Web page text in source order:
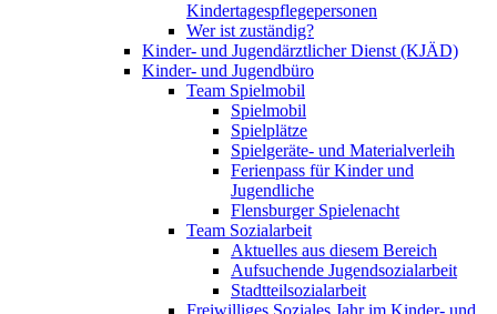
Kindertagespflegepersonen
Wer ist zuständig?
Kinder- und Jugendärztlicher Dienst (KJÄD)
Kinder- und Jugendbüro
Team Spielmobil
Spielmobil
Spielplätze
Spielgeräte- und Materialverleih
Ferienpass für Kinder und
Jugendliche
Flensburger Spielenacht
Team Sozialarbeit
Aktuelles aus diesem Bereich
Aufsuchende Jugendsozialarbeit
Stadtteilsozialarbeit
Freiwilliges Soziales Jahr im Kinder- und